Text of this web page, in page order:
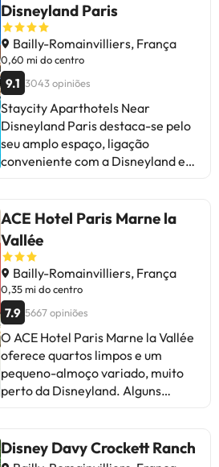
Disneyland Paris
Bailly-Romainvilliers, França
0,60 mi do centro
9.1 3043 opiniões
Staycity Aparthotels Near
Disneyland Paris destaca-se pelo
seu amplo espaço, ligação
conveniente com a Disneyland e
boa localização e o excelente
serviço. Alguns mencionam ruídos
no ambiente e a qualidade das
camas como áreas de melhoria.
Em resumo, é uma excelente opção
para famílias que procuram
proximidade à Disneyland e
comodidades como cozinha
equipada. Ideal para quem valoriza
a amplitude dos quartos e um
ambiente acolhedor.
ACE Hotel Paris Marne la
Vallée
Bailly-Romainvilliers, França
0,35 mi do centro
7.9 5667 opiniões
O ACE Hotel Paris Marne la Vallée
oferece quartos limpos e um
pequeno-almoço variado, muito
perto da Disneyland. Alguns
de um frigorífico no quarto. A
equipe é atenciosa e o ambiente é
Disney Davy Crockett Ranch